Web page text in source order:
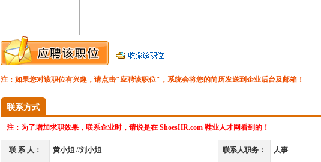
注：如果您对该职位有兴趣，请点击"应聘该职位"，系统会将您的简历发送到企业后台及邮箱！
联系方式
注： 为了增加求职效果，联系企业时，请说是在 ShoesHR.com 鞋业人才网看到的！
联 系 人： 黄小姐 //刘小姐 联系人职务： 人事